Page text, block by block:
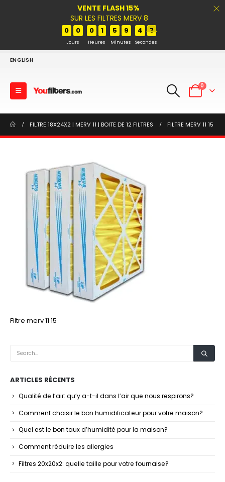
VENTE FLASH 15%
SUR LES FILTRES MERV 8
0 0
Jours
0 1
Heures
5 9
Minutes
4 7
Secondes
ENGLISH
0
FILTRE 18X24X2 | MERV 11 | BOITE DE 12 FILTRES FILTRE MERV 11 15
Filtre merv 11 15
ARTICLES RÉCENTS
Qualité de l’air: qu’y a-t-il dans l’air que nous respirons?
Comment choisir le bon humidificateur pour votre maison?
Quel est le bon taux d’humidité pour la maison?
Comment réduire les allergies
Filtres 20x20x2: quelle taille pour votre fournaise?